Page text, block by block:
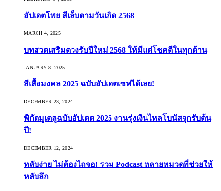
อัปเดตโพย สีเล็บตามวันเกิด 2568
MARCH 4, 2025
บทสวดเสริมดวงรับปีใหม่ 2568 ให้มีแต่โชคดีในทุกด้าน
JANUARY 8, 2025
สีเสื้อมงคล 2025 ฉบับอัปเดตเซฟได้เลย!
DECEMBER 23, 2024
พิกัดมูเตลูฉบับอัปเดต 2025 งานรุ่งเงินไหลโบนัสจุกรับต้น
ปี!
DECEMBER 12, 2024
หลับง่าย ไม่ต้องไถจอ! รวม Podcast หลายหมวดที่ช่วยให้
หลับลึก